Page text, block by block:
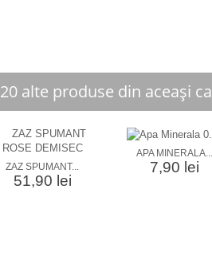
20 alte produse din aceași
ZAZ SPUMANT...
51,90 lei
APA MINERALA...
7,90 lei